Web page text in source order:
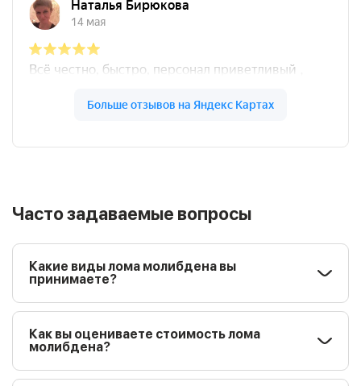
Часто задаваемые вопросы
Какие виды лома молибдена вы
принимаете?
Как вы оцениваете стоимость лома
молибдена?